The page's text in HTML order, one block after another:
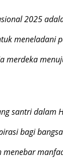
2025
meneladani
merdeka
santri dalam
bagi
menebar